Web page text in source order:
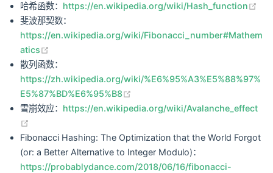
哈希函数： https://en.wikipedia.org/wiki/Hash_function
斐波那契数：
https://en.wikipedia.org/wiki/Fibonacci_number#Mathem
atics
散列函数：
https://zh.wikipedia.org/wiki/%E6%95%A3%E5%88%97%
E5%87%BD%E6%95%B8
雪崩效应： https://en.wikipedia.org/wiki/Avalanche_effect
Fibonacci Hashing: The Optimization that the World Forgot
(or: a Better Alternative to Integer Modulo)：
https://probablydance.com/2018/06/16/fibonacci-